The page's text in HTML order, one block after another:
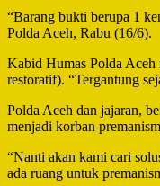
“Barang bukti berupa 1
Polda Aceh, Rabu (16/6).
Kabid Humas Polda Aceh
restoratif). “Tergantung
Polda Aceh dan jajaran,
menjadi korban
“Nanti akan kami cari
ada ruang untuk